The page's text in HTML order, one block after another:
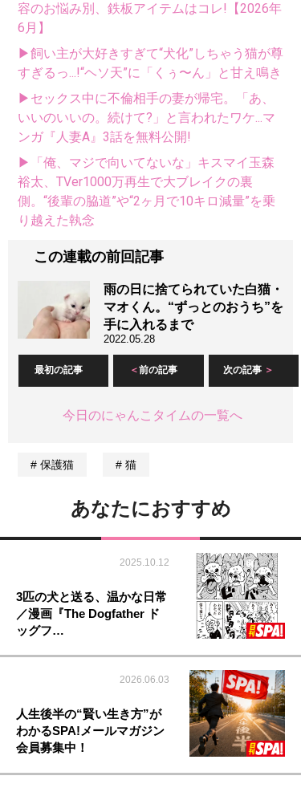
容のお悩み別、鉄板アイテムはコレ!【2026年
6月】
▶飼い主が大好きすぎて“犬化”しちゃう猫が尊
すぎるっ...!“ヘソ天”に「くぅ〜ん」と甘え鳴き
▶セックス中に不倫相手の妻が帰宅。「あ、
いいのいいの。続けて?」と言われたワケ...マ
ンガ『人妻A』3話を無料公開!
▶「俺、マジで向いてないな」キスマイ玉森
裕太、TVer1000万再生で大ブレイクの裏
側。“後輩の脇道”や“2ヶ月で10キロ減量”を乗
り越えた執念
この連載の前回記事
雨の日に捨てられていた白猫・
マオくん。“ずっとのおうち”を
手に入れるまで
2022.05.28
最初の記事 前の記事 次の記事
今日のにゃんこタイムの一覧へ
保護猫 猫
あなたにおすすめ
2025.10.12
3匹の犬と送る、温かな日常
／漫画『The Dogfather ド
ッグフ…
2026.06.03
人生後半の“賢い生き方”が
わかるSPA!メールマガジン
会員募集中！